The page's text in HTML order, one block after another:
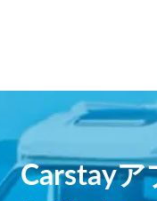
Carstayア